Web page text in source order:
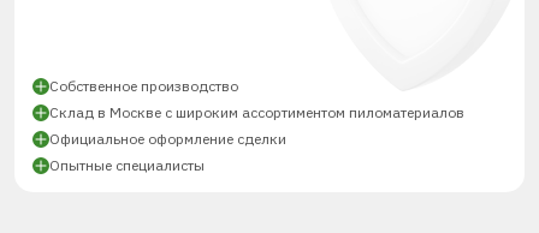
Собственное производство
Склад в Москве с широким ассортиментом пиломатериалов
Официальное оформление сделки
Опытные специалисты